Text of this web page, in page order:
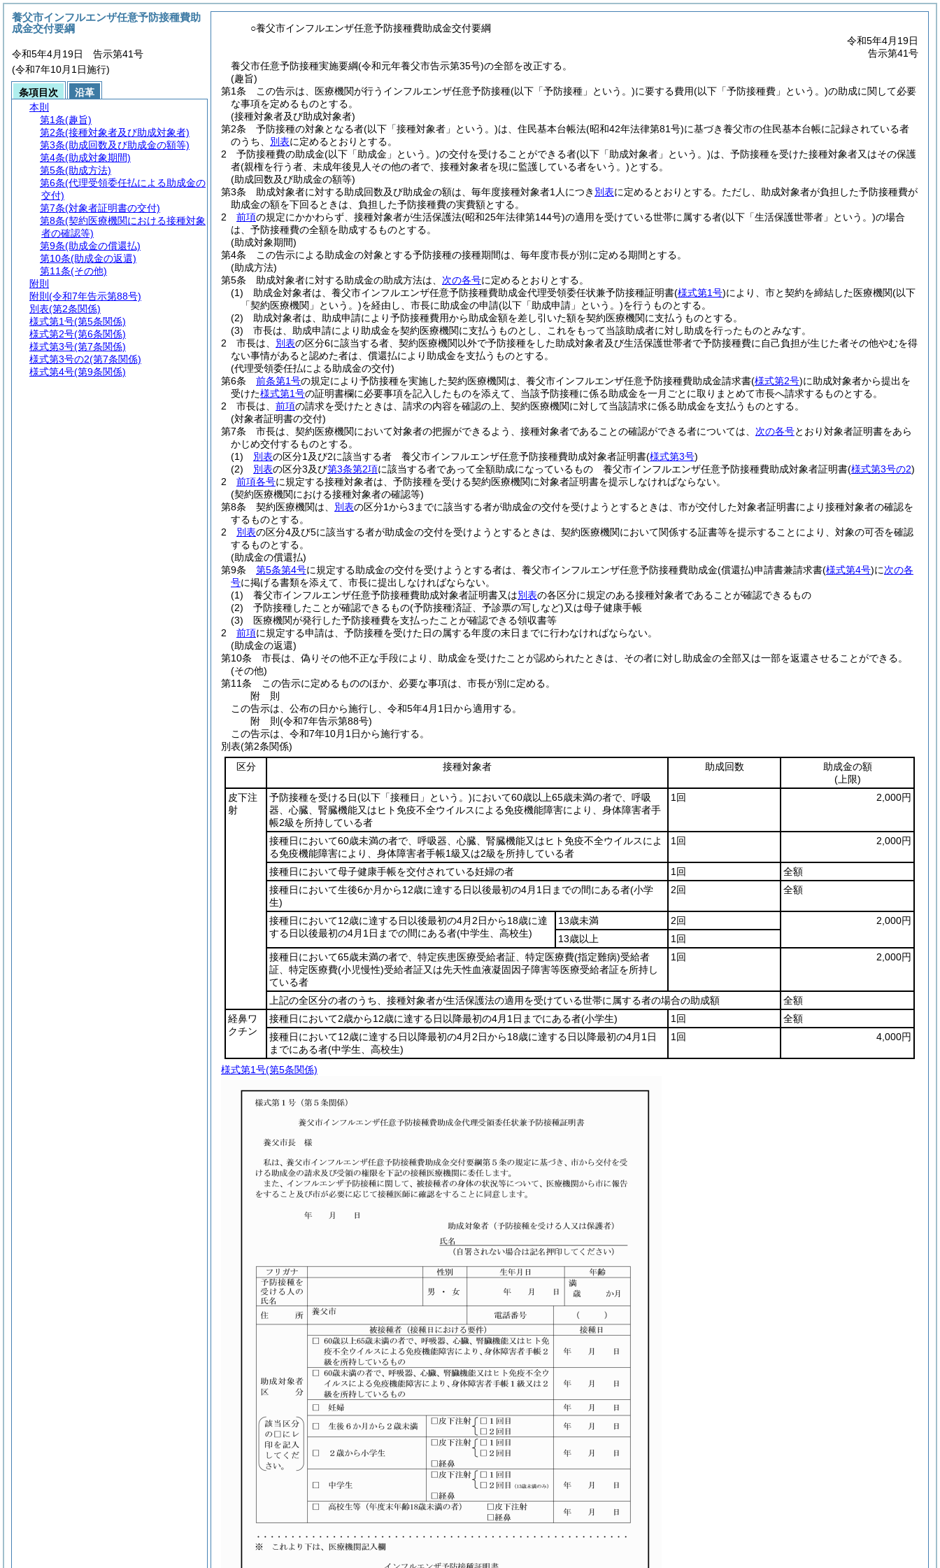
○養父市インフルエンザ任意予防接種費助成金交付要綱
令和5年4月19日
告示第41号
養父市任意予防接種実施要綱(令和元年養父市告示第35号)の全部を改正する。
(趣旨)
第1条
この告示は、医療機関が行うインフルエンザ任意予防接種(以下「予防接種」という。)に要する費用(以下「予防接種費」という。)の助成に関して必要
な事項を定めるものとする。
(接種対象者及び助成対象者)
第2条
予防接種の対象となる者(以下「接種対象者」という。)は、住民基本台帳法(昭和42年法律第81号)に基づき養父市の住民基本台帳に記録されている者
のうち、 別表に定めるとおりとする。
2
予防接種費の助成金(以下「助成金」という。)の交付を受けることができる者(以下「助成対象者」という。)は、予防接種を受けた接種対象者又はその保護
者(親権を行う者、未成年後見人その他の者で、接種対象者を現に監護している者をいう。)とする。
(助成回数及び助成金の額等)
第3条
助成対象者に対する助成回数及び助成金の額は、毎年度接種対象者1人につき 別表に定めるとおりとする。 ただし、助成対象者が負担した予防接種費が
助成金の額を下回るときは、負担した予防接種費の実費額とする。
2
前項の規定にかかわらず、接種対象者が生活保護法(昭和25年法律第144号)の適用を受けている世帯に属する者(以下「生活保護世帯者」という。)の場合
は、予防接種費の全額を助成するものとする。
(助成対象期間)
第4条
この告示による助成金の対象とする予防接種の接種期間は、毎年度市長が別に定める期間とする。
(助成方法)
第5条
助成対象者に対する助成金の助成方法は、 次の各号に定めるとおりとする。
(1)
助成金対象者は、養父市インフルエンザ任意予防接種費助成金代理受領委任状兼予防接種証明書(様式第1号)により、市と契約を締結した医療機関(以下
「契約医療機関」という。)を経由し、市長に助成金の申請(以下「助成申請」という。)を行うものとする。
(2)
助成対象者は、助成申請により予防接種費用から助成金額を差し引いた額を契約医療機関に支払うものとする。
(3)
市長は、助成申請により助成金を契約医療機関に支払うものとし、これをもって当該助成者に対し助成を行ったものとみなす。
2
市長は、 別表の区分6に該当する者、契約医療機関以外で予防接種をした助成対象者及び生活保護世帯者で予防接種費に自己負担が生じた者その他やむを得
ない事情があると認めた者は、償還払により助成金を支払うものとする。
(代理受領委任払による助成金の交付)
第6条
前条第1号の規定により予防接種を実施した契約医療機関は、養父市インフルエンザ任意予防接種費助成金請求書(様式第2号)に助成対象者から提出を
受けた様式第1号の証明書欄に必要事項を記入したものを添えて、当該予防接種に係る助成金を一月ごとに取りまとめて市長へ請求するものとする。
2
市長は、 前項の請求を受けたときは、請求の内容を確認の上、契約医療機関に対して当該請求に係る助成金を支払うものとする。
(対象者証明書の交付)
第7条
市長は、契約医療機関において対象者の把握ができるよう、接種対象者であることの確認ができる者については、 次の各号とおり対象者証明書をあら
かじめ交付するものとする。
(1)
別表の区分1及び2に該当する者 養父市インフルエンザ任意予防接種費助成対象者証明書(様式第3号)
(2)
別表の区分3及び第3条第2項に該当する者であって全額助成になっているもの 養父市インフルエンザ任意予防接種費助成対象者証明書(様式第3号の2)
2
前項各号に規定する接種対象者は、予防接種を受ける契約医療機関に対象者証明書を提示しなければならない。
(契約医療機関における接種対象者の確認等)
第8条
契約医療機関は、 別表の区分1から3までに該当する者が助成金の交付を受けようとするときは、市が交付した対象者証明書により接種対象者の確認を
するものとする。
2
別表の区分4及び5に該当する者が助成金の交付を受けようとするときは、契約医療機関において関係する証書等を提示することにより、対象の可否を確認
するものとする。
(助成金の償還払)
第9条
第5条第4号に規定する助成金の交付を受けようとする者は、養父市インフルエンザ任意予防接種費助成金(償還払)申請書兼請求書(様式第4号)に次の各
号に掲げる書類を添えて、市長に提出しなければならない。
(1)
養父市インフルエンザ任意予防接種費助成対象者証明書又は別表の各区分に規定のある接種対象者であることが確認できるもの
(2)
予防接種したことが確認できるもの(予防接種済証、予診票の写しなど)又は母子健康手帳
(3)
医療機関が発行した予防接種費を支払ったことが確認できる領収書等
2
前項に規定する申請は、予防接種を受けた日の属する年度の末日までに行わなければならない。
(助成金の返還)
第10条
市長は、偽りその他不正な手段により、助成金を受けたことが認められたときは、その者に対し助成金の全部又は一部を返還させることができる。
(その他)
第11条
この告示に定めるもののほか、必要な事項は、市長が別に定める。
附 則
この告示は、公布の日から施行し、令和5年4月1日から適用する。
附 則(令和7年告示第88号)
この告示は、令和7年10月1日から施行する。
別表(第2条関係)
区分
接種対象者 助成回数
助成金の額
(上限)
皮下注
射
予防接種を受ける日(以下「接種日」という。)において60歳以上65歳未満の者で、呼吸
器、心臓、腎臓機能又はヒト免疫不全ウイルスによる免疫機能障害により、身体障害者手
帳2級を所持している者
1回 2,000円
接種日において60歳未満の者で、呼吸器、心臓、腎臓機能又はヒト免疫不全ウイルスによ
る免疫機能障害により、身体障害者手帳1級又は2級を所持している者
1回 2,000円
接種日において母子健康手帳を交付されている妊婦の者 1回
全額
接種日において生後6か月から12歳に達する日以後最初の4月1日までの間にある者(小学
生)
2回 全額
接種日において12歳に達する日以後最初の4月2日から18歳に達
する日以後最初の4月1日までの間にある者(中学生、高校生)
13歳未満 2回
2,000円
13歳以上
1回
接種日において65歳未満の者で、特定疾患医療受給者証、特定医療費(指定難病)受給者
証、特定医療費(小児慢性)受給者証又は先天性血液凝固因子障害等医療受給者証を所持し
ている者
1回 2,000円
上記の全区分の者のうち、接種対象者が生活保護法の適用を受けている世帯に属する者の場合の助成額
全額
経鼻ワ
クチン
接種日において2歳から12歳に達する日以降最初の4月1日までにある者(小学生) 1回
全額
接種日において12歳に達する日以降最初の4月2日から18歳に達する日以降最初の4月1日
までにある者(中学生、高校生)
1回 4,000円
様式第1号(第5条関係)
養父市インフルエンザ任意予防接種費助
成金交付要綱
令和5年4月19日 告示第41号
(令和7年10月1日施行)
条項目次
沿革
本則
第1条(趣旨)
第2条(接種対象者及び助成対象者)
第3条(助成回数及び助成金の額等)
第4条(助成対象期間)
第5条(助成方法)
第6条(代理受領委任払による助成金の
交付)
第7条(対象者証明書の交付)
第8条(契約医療機関における接種対象
者の確認等)
第9条(助成金の償還払)
第10条(助成金の返還)
第11条(その他)
附則
附則 (令和7年告示第88号)
別表(第2条関係)
様式第1号(第5条関係)
様式第2号(第6条関係)
様式第3号(第7条関係)
様式第3号の2(第7条関係)
様式第4号(第9条関係)